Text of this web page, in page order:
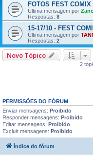
FOTOS FEST
Última mensagem por
Respostas: 8
15-17/10 - FEST
Última mensagem por
Respostas: 2
Novo Tópico
2
PERMISSÕES DO FÓRUM
Enviar mensagens: Proibido
Responder mensagens: Proibido
Editar mensagens: Proibido
Excluir mensagens: Proibido
Índice do fórum